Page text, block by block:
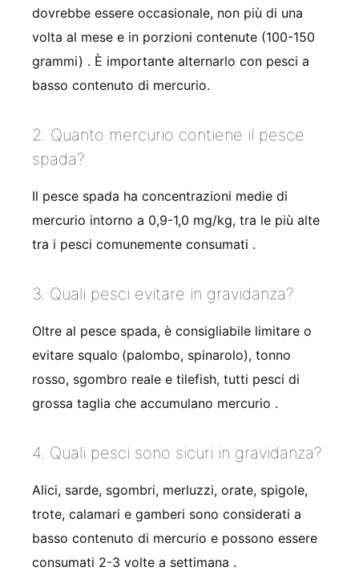
dovrebbe essere occasionale, non più di una
volta al mese e in porzioni contenute (100-150
grammi) . È importante alternarlo con pesci a
basso contenuto di mercurio.
2. Quanto mercurio contiene il pesce
spada?
Il pesce spada ha concentrazioni medie di
mercurio intorno a 0,9-1,0 mg/kg, tra le più alte
tra i pesci comunemente consumati .
3. Quali pesci evitare in gravidanza?
Oltre al pesce spada, è consigliabile limitare o
evitare squalo (palombo, spinarolo), tonno
rosso, sgombro reale e tilefish, tutti pesci di
grossa taglia che accumulano mercurio .
4. Quali pesci sono sicuri in gravidanza?
Alici, sarde, sgombri, merluzzi, orate, spigole,
trote, calamari e gamberi sono considerati a
basso contenuto di mercurio e possono essere
consumati 2-3 volte a settimana .